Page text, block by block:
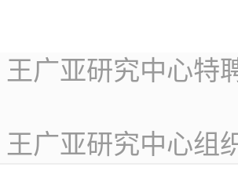
王广亚研究中心特
王广亚研究中心组